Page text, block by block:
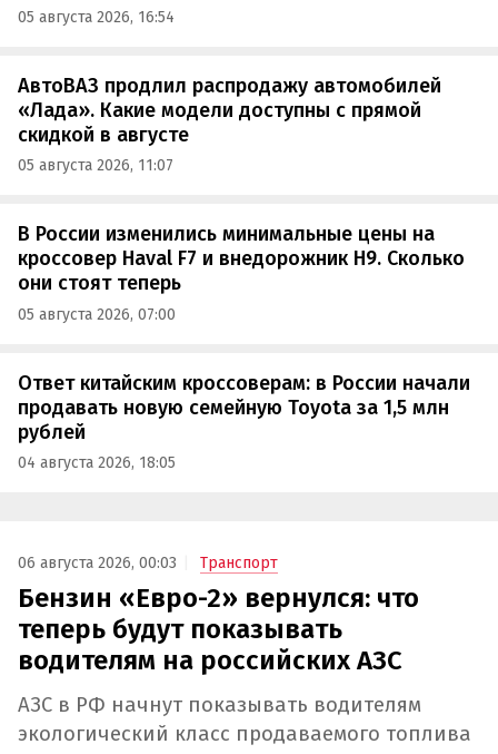
05 августа 2026, 16:54
АвтоВАЗ продлил распродажу автомобилей
«Лада». Какие модели доступны с прямой
скидкой в августе
05 августа 2026, 11:07
В России изменились минимальные цены на
кроссовер Haval F7 и внедорожник H9. Сколько
они стоят теперь
05 августа 2026, 07:00
Ответ китайским кроссоверам: в России начали
продавать новую семейную Toyota за 1,5 млн
рублей
04 августа 2026, 18:05
06 августа 2026, 00:03 Транспорт
Бензин «Евро-2» вернулся: что
теперь будут показывать
водителям на российских АЗС
АЗС в РФ начнут показывать водителям
экологический класс продаваемого топлива